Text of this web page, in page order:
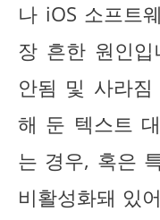
나 iOS 소프트
장 흔한 원인
안됨 및 사라
해 둔 텍스트
는 경우, 혹은
비활성화돼 있